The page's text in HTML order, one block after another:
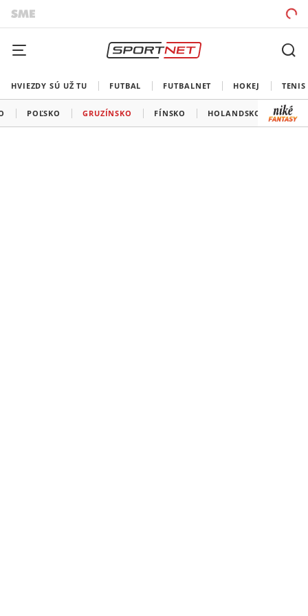
HVIEZDY SÚ UŽ TU FUTBAL FUTBALNET HOKEJ TENIS
POĽSKO GRUZÍNSKO FÍNSKO HOLANDSKO